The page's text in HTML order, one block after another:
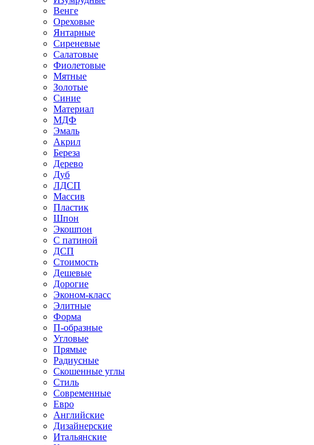
Венге
Ореховые
Янтарные
Сиреневые
Салатовые
Фиолетовые
Мятные
Золотые
Синие
Материал
МДФ
Эмаль
Акрил
Береза
Дерево
Дуб
ЛДСП
Массив
Пластик
Шпон
Экошпон
С патиной
ДСП
Стоимость
Дешевые
Дорогие
Эконом-класс
Элитные
Форма
П-образные
Угловые
Прямые
Радиусные
Скошенные углы
Стиль
Современные
Евро
Английские
Дизайнерские
Итальянские